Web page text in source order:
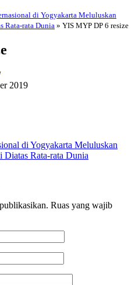
di Yogyakarta Meluluskan
Rata-rata Dunia » YIS MYP DP 6 resize
2019
di Yogyakarta Meluluskan
Rata-rata Dunia
Ruas yang wajib